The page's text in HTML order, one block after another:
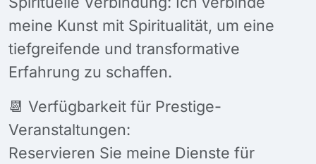
meine Kunst mit Spiritualität, um eine
tiefgreifende und transformative
Erfahrung zu schaffen.
📆 Verfügbarkeit für Prestige-
Veranstaltungen:
Reservieren Sie meine Dienste für